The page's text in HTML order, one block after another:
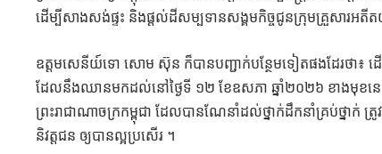
ដើម្បីសាងសង់ផ្ទះ និងផ្ដល់ដីសម្បទានសង្គមកិច្ចជូនក្រុមគ្រួសារអតី
ឧត្តមសេនីយ៍ទោ សោម ស៊ុន ក៏បានបញ្ជាក់បន្ថែមទៀតផងដែរថា៖ ដ
ដែលនឹងឈានមកដល់នៅថ្ងៃទី ១២ ខែឧសភា ឆ្នាំ២០២៦ ខាងមុខនេ
ព្រះរាជាណាចក្រកម្ពុជា ដែលបានណែនាំដល់ថ្នាក់ដឹកនាំគ្រប់ថ្នា
និវត្តជន ឲ្យបានល្អប្រសើរ ។